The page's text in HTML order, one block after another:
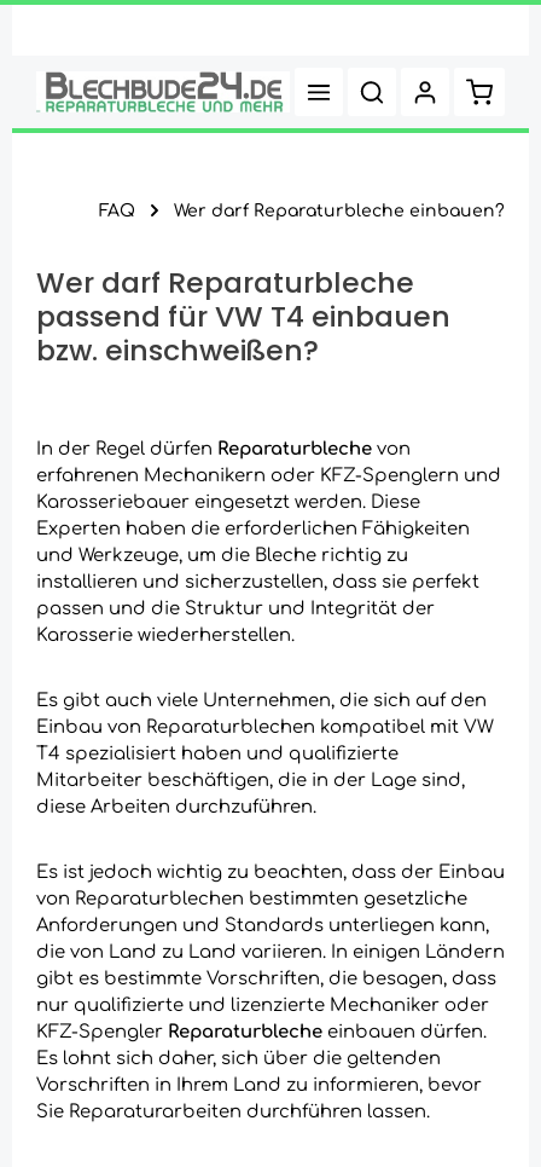
FAQ Wer darf Reparaturbleche einbauen?
Wer darf Reparaturbleche
passend für VW T4 einbauen
bzw. einschweißen?
In der Regel dürfen Reparaturbleche von
erfahrenen Mechanikern oder KFZ-Spenglern und
Karosseriebauer eingesetzt werden. Diese
Experten haben die erforderlichen Fähigkeiten
und Werkzeuge, um die Bleche richtig zu
installieren und sicherzustellen, dass sie perfekt
passen und die Struktur und Integrität der
Karosserie wiederherstellen.
Es gibt auch viele Unternehmen, die sich auf den
Einbau von Reparaturblechen kompatibel mit VW
T4 spezialisiert haben und qualifizierte
Mitarbeiter beschäftigen, die in der Lage sind,
diese Arbeiten durchzuführen.
Es ist jedoch wichtig zu beachten, dass der Einbau
von Reparaturblechen bestimmten gesetzliche
Anforderungen und Standards unterliegen kann,
die von Land zu Land variieren. In einigen Ländern
gibt es bestimmte Vorschriften, die besagen, dass
nur qualifizierte und lizenzierte Mechaniker oder
KFZ-Spengler Reparaturbleche einbauen dürfen.
Es lohnt sich daher, sich über die geltenden
Vorschriften in Ihrem Land zu informieren, bevor
Sie Reparaturarbeiten durchführen lassen.